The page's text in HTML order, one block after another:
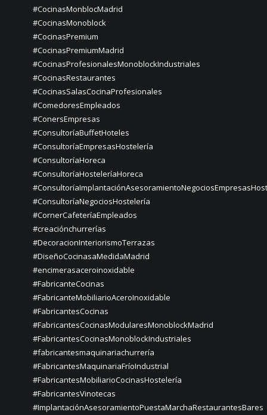
#CocinasMonblocMadrid
#CocinasMonoblock
#CocinasPremium
#CocinasPremiumMadrid
#CocinasProfesionalesMonoblockIndustriales
#CocinasRestaurantes
#CocinasSalasCocinaProfesionales
#ComedoresEmpleados
#ConersEmpresas
#ConsultoríaBuffetHoteles
#ConsultoríaEmpresasHostelería
#ConsultoríaHoreca
#ConsultoríaHosteleríaHoreca
#ConsultoríaNegociosHostelería
#CornerCafeteríaEmpleados
#creaciónchurrerías
#DecoracionInteriorismoTerrazas
#DiseñoCocinasaMedidaMadrid
#encimerasaceroinoxidable
#FabricanteCocinas
#FabricanteMobiliarioAceroInoxidable
#FabricantesCocinas
#FabricantesCocinasModularesMonoblockMadrid
#FabricantesCocinasMonoblockIndustriales
#fabricantesmaquinariachurrería
#FabricantesMaquinariaFríoIndustrial
#FabricantesMobiliarioCocinasHostelería
#FabricantesVinotecas
#ImplantaciónAsesoramientoPuestaMarchaRestaurantesBares